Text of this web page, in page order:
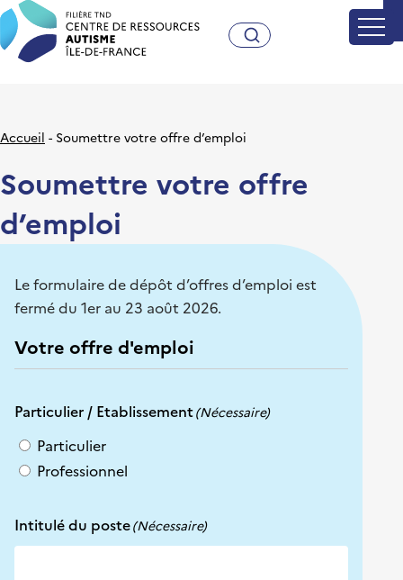
Craif - Centre de
Accueil Soumettre votre offre d’emploi
Soumettre votre offre
d’emploi
Le formulaire de dépôt d’offres d’emploi est
fermé du 1er au 23 août 2026.
Votre offre d'emploi
Particulier / Etablissement(Nécessaire)
Particulier
Professionnel
Intitulé du poste(Nécessaire)